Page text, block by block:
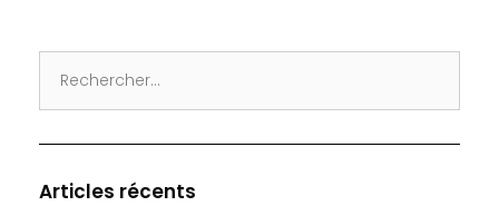
for:
Articles récents